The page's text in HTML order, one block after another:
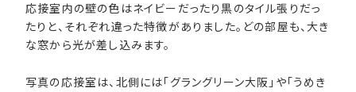
応接室内の壁の色はネイビーだったり黒のタイル張りだっ
たりと、それぞれ違った特徴がありました。どの部屋も、大き
な窓から光が差し込みます。
写真の応接室は、北側には「グラングリーン大阪」や「うめき